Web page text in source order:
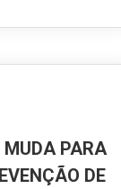
MUDA PARA
DE